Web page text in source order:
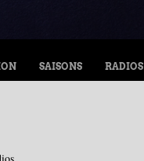
SAISONS RADIOS